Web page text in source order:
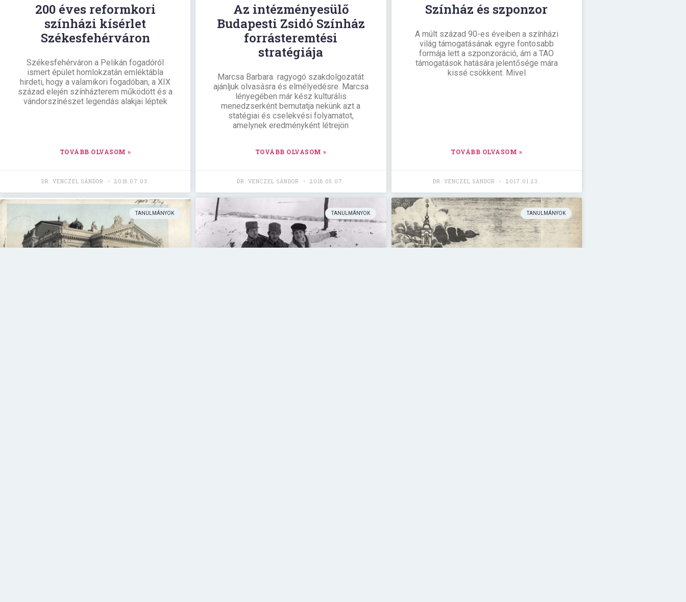
200 éves reformkori
színházi kísérlet
Székesfehérváron
Székesfehérváron a Pelikán fogadóról
ismert épület homlokzatán emléktábla
hirdeti, hogy a valamikori fogadóban, a XIX
század elején színházterem működött és a
vándorszínészet legendás alakjai léptek
TOVÁBB OLVASOM »
DR. VENCZEL SÁNDOR 2018.07.03.
Az intézményesülő
Budapesti Zsidó Színház
forrásteremtési
stratégiája
Marcsa Barbara ragyogó szakdolgozatát
ajánljuk olvasásra és elmélyedésre. Marcsa
lényegében már kész kulturális
menedzserként bemutatja nekünk azt a
statégiai és cselekvési folyamatot,
amelynek eredményként létrejön
TOVÁBB OLVASOM »
DR. VENCZEL SÁNDOR 2018.05.07.
Színház és szponzor
A múlt század 90-es éveiben a színházi
világ támogatásának egyre fontosabb
formája lett a szponzoráció, ám a TAO
támogatások hatására jelentősége mára
kissé csökkent. Mivel
TOVÁBB OLVASOM »
DR. VENCZEL SÁNDOR 2017.01.23.
TANULMÁNYOK TANULMÁNYOK TANULMÁNYOK